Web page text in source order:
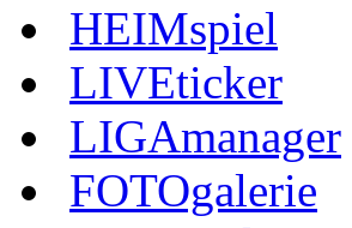
HEIMspiel
LIVEticker
LIGAmanager
FOTOgalerie